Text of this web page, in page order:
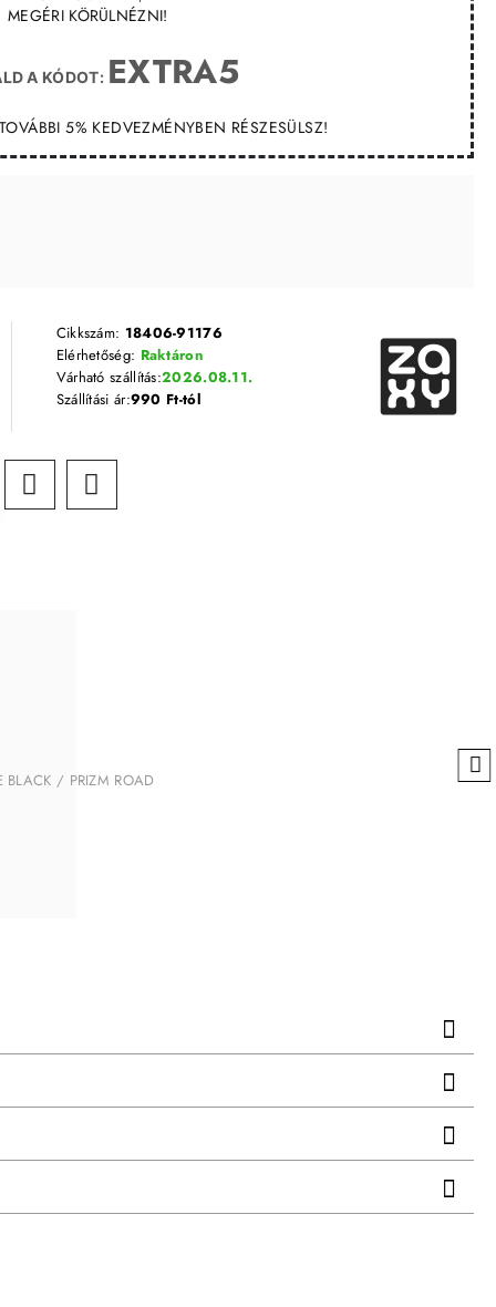
MEGÉRI KÖRÜLNÉZNI!
A KÓDOT: EXTRA5
5% KEDVEZMÉNYBEN RÉSZESÜLSZ!
Cikkszám: 18406-91176
Elérhetőség: Raktáron
Várható szállítás:2026.08.11.
Szállítási ár:990 Ft-tól
BLACK / PRIZM ROAD